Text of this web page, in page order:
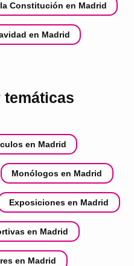
Constitución en Madrid
en Madrid
temáticas
en Madrid
Monólogos en Madrid
Exposiciones en Madrid
en Madrid
en Madrid